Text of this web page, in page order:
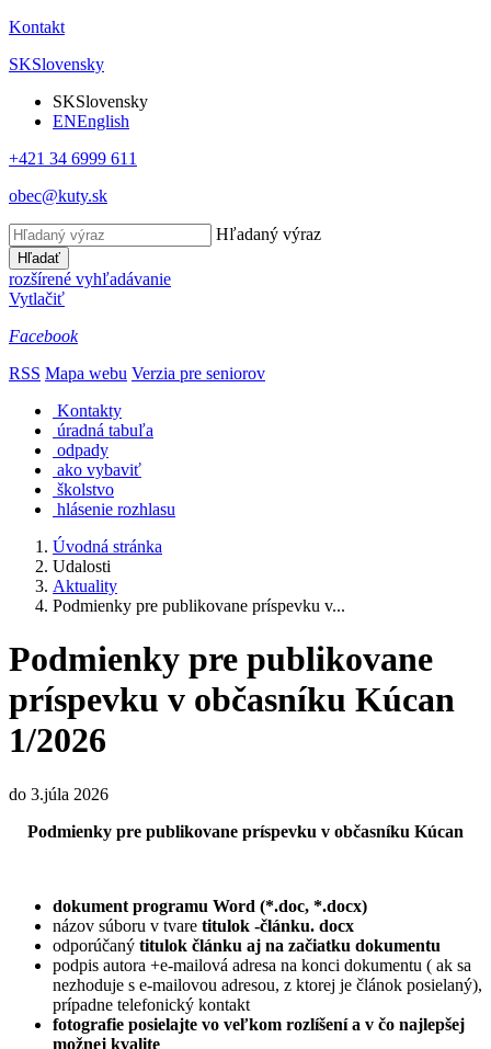
Kontakt
SKSlovensky
SKSlovensky
ENEnglish
+421 34 6999 611
obec@kuty.sk
Hľadaný výraz
Hľadať
rozšírené vyhľadávanie
Vytlačiť
Facebook
RSS Mapa webu Verzia pre seniorov
Kontakty
úradná tabuľa
odpady
ako vybaviť
školstvo
hlásenie rozhlasu
Úvodná stránka
Udalosti
Aktuality
Podmienky pre publikovane príspevku v...
Podmienky pre publikovane
príspevku v občasníku Kúcan
1/2026
do 3.júla 2026
Podmienky pre publikovane príspevku v občasníku Kúcan
dokument programu Word (*.doc, *.docx)
názov súboru v tvare titulok -článku. docx
odporúčaný titulok článku aj na začiatku dokumentu
podpis autora +e-mailová adresa na konci dokumentu ( ak sa
nezhoduje s e-mailovou adresou, z ktorej je článok posielaný),
prípadne telefonický kontakt
fotografie posielajte vo veľkom rozlíšení a v čo najlepšej
možnej kvalite